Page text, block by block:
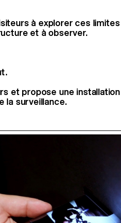
à explorer ces limites
et à observer.
et propose une installation
la surveillance.